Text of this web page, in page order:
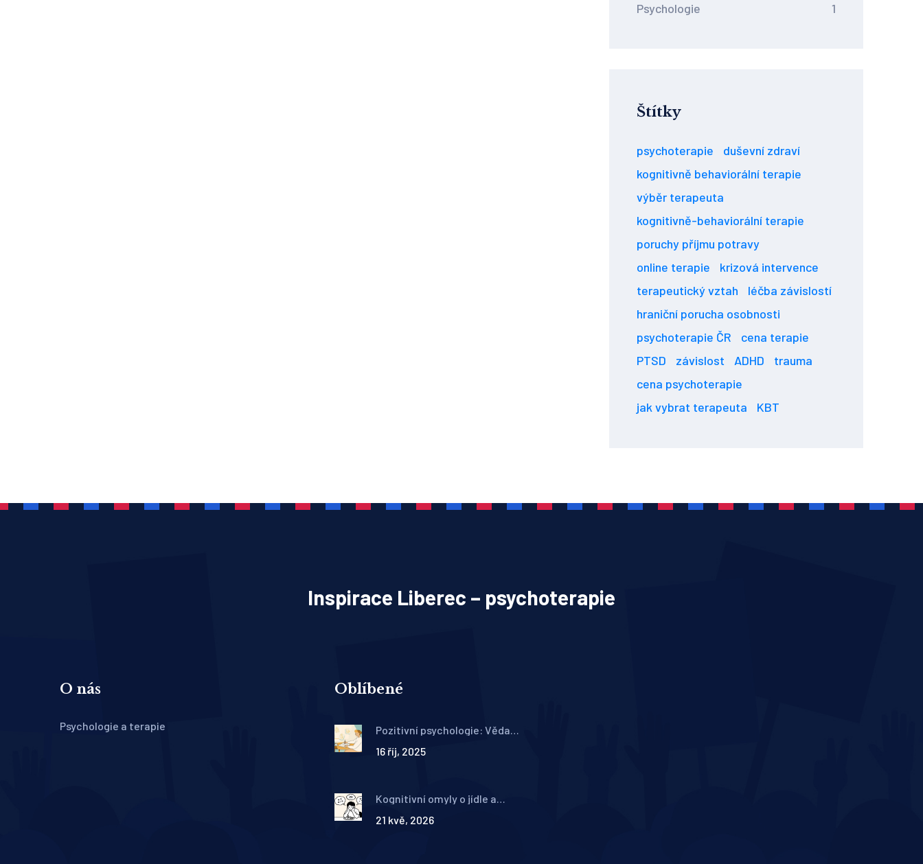
Psychologie 1
Štítky
psychoterapie
duševní zdraví
kognitivně behaviorální terapie
výběr terapeuta
kognitivně-behaviorální terapie
poruchy příjmu potravy
online terapie
krizová intervence
terapeutický vztah
léčba závislostí
hraniční porucha osobnosti
psychoterapie ČR
cena terapie
PTSD
závislost ADHD
trauma
cena psychoterapie
jak vybrat terapeuta
KBT
Inspirace Liberec – psychoterapie
O nás
Psychologie a terapie
Oblíbené
Pozitivní psychologie: Věda o
každodenním životě
16 říj, 2025
Kognitivní omyly o jídle a
překonat poruchy příjmu
21 kvě, 2026